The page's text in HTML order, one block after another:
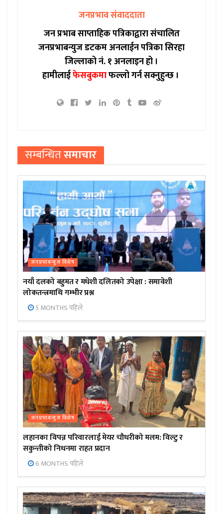
जनप्रभाव संवाददाता
जन प्रभाब साप्ताहिक पत्रिकाद्वारा संचालित
जनप्रभाबन्युज डटकम अनलाईन पत्रिका सिरहा
जिल्लाको नं. १ अनलाइन हो ।
हामीलाईफेसबुकमाफल्लो गर्न सक्नुहुन्छ ।
सम्बन्धितसमाचार
जनप्रभाबन्युज विशेष
नयाँ दलको बहुमत र मधेशी दलितको उपेक्षा : समावेशी
लोकतन्त्रमाथि गम्भीर प्रश्न
5 MONTHS पहिले
जनप्रभाबन्युज विशेष
लहानका विपन्न परिवारलाई मेयर चौधरीको मलम: विल्टु र
सकुन्तीको निधनमा राहत प्रदान
6 MONTHS पहिले